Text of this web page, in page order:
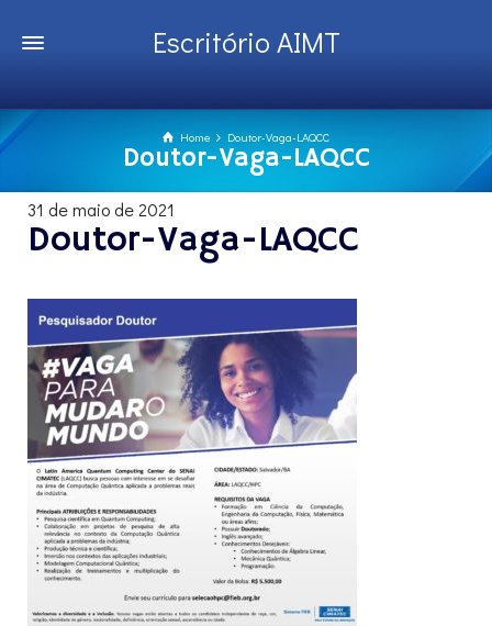
Escritório AIMT
Home Doutor-Vaga-LAQCC
Doutor-Vaga-LAQCC
31 de maio de 2021
Doutor-Vaga-LAQCC